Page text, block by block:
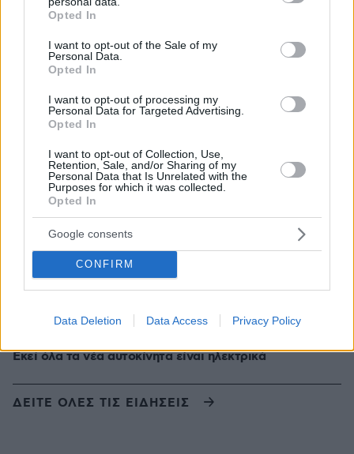
grant or deny consent to Google and its third-party tags to
use your data for below specified purposes in below Google
consent section.
Opted In
I want to opt-out of the Sale of my
Personal Data.
Opted In
I want to opt-out of processing my
Personal Data for Targeted Advertising.
Opted In
I want to opt-out of Collection, Use,
Retention, Sale, and/or Sharing of my
Personal Data that Is Unrelated with the
Purposes for which it was collected.
Opted In
Google consents
CONFIRM
Data Deletion Data Access Privacy Policy
ΕΛΑΣ για το περιστατικό στην Κρήτη με τον τουρίστα:
Ο Ολυμπιακός έχει μπει δυνατά για Σκίρι αλλά η
πριν 5 λεπτά
Οι διακοπές της Δούκισσας Νομικού στην Πολυνησία με
πριν 11 λεπτά
Γιατί η θωρακισμένη BMW δεν κατάφερε να
προστατεύσει τον Ζαμπούνη από τις σφαίρες
πριν 12 λεπτά
Ο επικεφαλής της Expo 2027 εξηγεί πώς μια Παγκόσμια
Έκθεση αλλάζει το μέλλον μιας πόλης
πριν 12 λεπτά
αυτοκινήτων στην Ελλάδα
Εκεί όλα τα νέα αυτοκίνητα είναι ηλεκτρικά
ΔΕΙΤΕ ΟΛΕΣ ΤΙΣ ΕΙΔΗΣΕΙΣ